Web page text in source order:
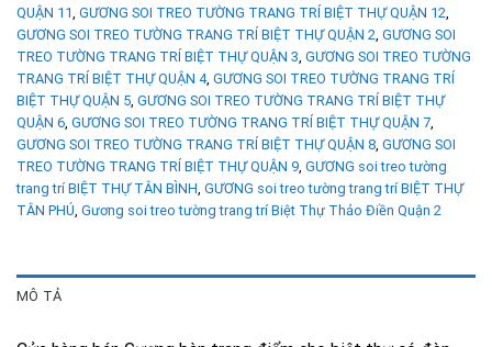
QUẬN 11 GƯƠNG SOI TREO TƯỜNG TRANG TRÍ BIỆT THỰ QUẬN 12
GƯƠNG SOI TREO TƯỜNG TRANG TRÍ BIỆT THỰ QUẬN 2 GƯƠNG SOI
TREO TƯỜNG TRANG TRÍ BIỆT THỰ QUẬN 3 GƯƠNG SOI TREO TƯỜNG
TRANG TRÍ BIỆT THỰ QUẬN 4, GƯƠNG SOI TREO TƯỜNG TRANG TRÍ
BIỆT THỰ QUẬN 5 GƯƠNG SOI TREO TƯỜNG TRANG TRÍ BIỆT THỰ
QUẬN 6 GƯƠNG SOI TREO TƯỜNG TRANG TRÍ BIỆT THỰ QUẬN 7
GƯƠNG SOI TREO TƯỜNG TRANG TRÍ BIỆT THỰ QUẬN 8 GƯƠNG SOI
TREO TƯỜNG TRANG TRÍ BIỆT THỰ QUẬN 9 GƯƠNG soi treo tường
trang trí BIỆT THỰ TÂN BÌNH GƯƠNG soi treo tường trang trí BIỆT THỰ
TÂN PHÚ Gương soi treo tường trang trí Biệt Thự Thảo Điền Quận 2
MÔ TẢ